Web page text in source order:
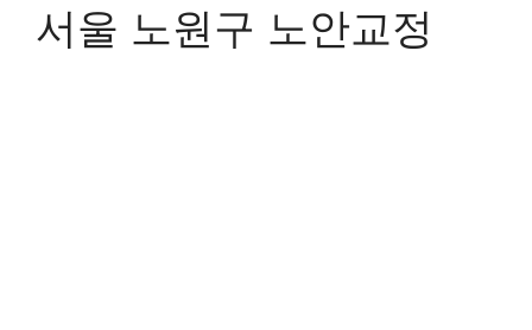
서울 노원구 노안교정